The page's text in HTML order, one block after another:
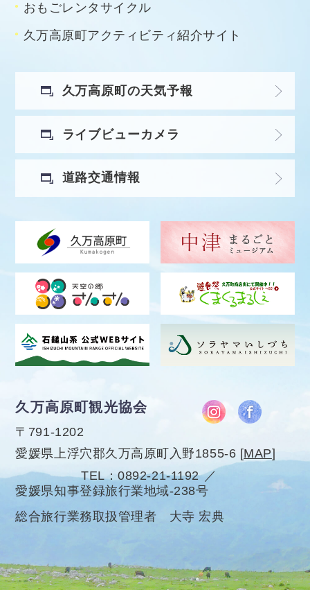
おもごレンタサイクル
久万高原町アクティビティ紹介サイト
久万高原町の天気予報
ライブビューカメラ
道路交通情報
久万高原町観光協会
〒791-1202
愛媛県上浮穴郡久万高原町入野1855-6 [MAP]
TEL
0892-21-1192
愛媛県知事登録旅行業地域-238号
総合旅行業務取扱管理者 大寺 宏典